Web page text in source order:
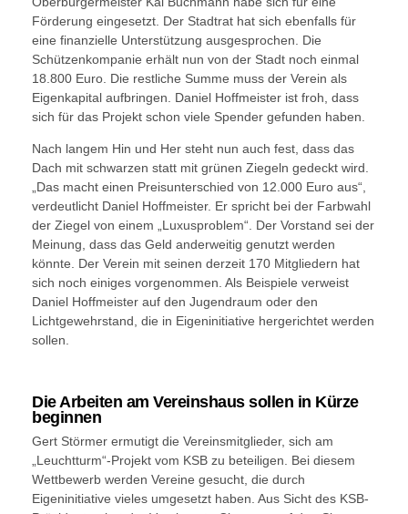
Förderung eingesetzt. Der Stadtrat hat sich ebenfalls für
eine finanzielle Unterstützung ausgesprochen. Die
Schützenkompanie erhält nun von der Stadt noch einmal
18.800 Euro. Die restliche Summe muss der Verein als
Eigenkapital aufbringen. Daniel Hoffmeister ist froh, dass
sich für das Projekt schon viele Spender gefunden haben.
Nach langem Hin und Her steht nun auch fest, dass das
Dach mit schwarzen statt mit grünen Ziegeln gedeckt wird.
„Das macht einen Preisunterschied von 12.000 Euro aus“,
verdeutlicht Daniel Hoffmeister. Er spricht bei der Farbwahl
der Ziegel von einem „Luxusproblem“. Der Vorstand sei der
Meinung, dass das Geld anderweitig genutzt werden
könnte. Der Verein mit seinen derzeit 170 Mitgliedern hat
sich noch einiges vorgenommen. Als Beispiele verweist
Daniel Hoffmeister auf den Jugendraum oder den
Lichtgewehrstand, die in Eigeninitiative hergerichtet werden
sollen.
Die Arbeiten am Vereinshaus sollen in Kürze
beginnen
Gert Störmer ermutigt die Vereinsmitglieder, sich am
„Leuchtturm“-Projekt vom KSB zu beteiligen. Bei diesem
Wettbewerb werden Vereine gesucht, die durch
Eigeninitiative vieles umgesetzt haben. Aus Sicht des KSB-